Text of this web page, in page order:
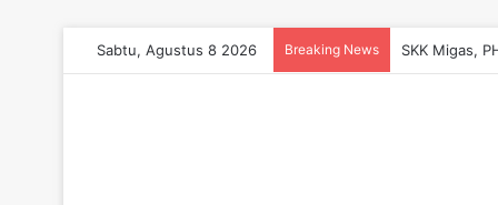
Sabtu, Agustus 8 2026 Breaking News